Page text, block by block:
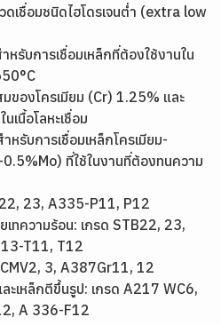
ดเชื่อมชนิดไฮโดรเจนต่ำ (extra low
หรับการเชื่อมเหล็กที่ต้องใช้งานใน
ของโครเมียม (Cr) 1.25% และ
เนื้อโลหะเชื่อม
หรับการเชื่อมเหล็กโครเมียม-
ที่ใช้ในงานที่ต้องทนความ
23, A335-P11, P12
เทความร้อน: เกรด STB22, 23,
T11, T12
3, A387Gr11, 12
ละเหล็กตีขึ้นรูป: เกรด A217 WC6,
A 336-F12